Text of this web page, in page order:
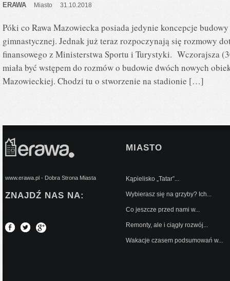
ERAWA Miasto 31.10.2018
Póki co Rawa Mazowiecka posiada jedynie koncepcje
gimnastycznej. Jednak już teraz rozpoczynają się rozmowy
finansowego z Ministerstwa Sportu i Turystyki. Wczorajsza
miała być wstępem do rozmów o budowie dwóch nowych
Mazowieckiej. Chodzi tu o stworzenie na stadionie […]
www.erawa.pl - Dobra Strona Miasta
ZNAJDŹ NAS NA:
MIASTO
Kąpielisko „Tatar”...
Wybierasz się na grzyby? Ich...
Co jeszcze przed nami w...
Remonty, ale i ciągły rozwój...
Wakacje czasem podsumowań w...